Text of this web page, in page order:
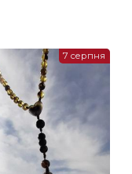
7 серпня